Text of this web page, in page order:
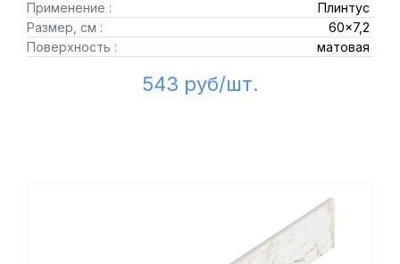
Применение :
Плинтус
Размер, см :
60x7,2
Поверхность :
матовая
543 руб/шт.